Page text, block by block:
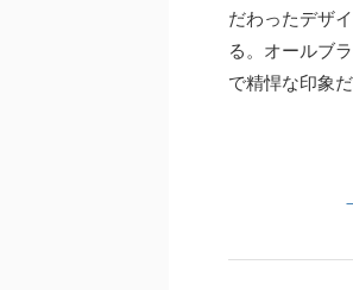
だわったデザ
る。オールブ
で精悍な印象だ